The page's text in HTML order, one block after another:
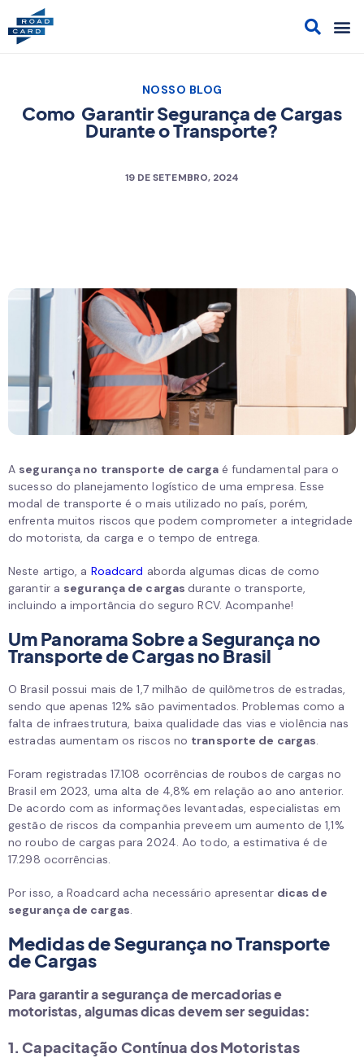
NOSSO BLOG
Como Garantir Segurança de Cargas
Durante o Transporte?
19 DE SETEMBRO, 2024
A segurança no transporte de carga é fundamental para o
sucesso do planejamento logístico de uma empresa. Esse
modal de transporte é o mais utilizado no país, porém,
enfrenta muitos riscos que podem comprometer a integridade
do motorista, da carga e o tempo de entrega.
Neste artigo, a Roadcard aborda algumas dicas de como
garantir a segurança de cargasdurante o transporte,
incluindo a importância do seguro RCV. Acompanhe!
Um Panorama Sobre a Segurança no
Transporte de Cargas no Brasil
O Brasil possui mais de 1,7 milhão de quilômetros de estradas,
sendo que apenas 12% são pavimentados. Problemas como a
falta de infraestrutura, baixa qualidade das vias e violência nas
estradas aumentam os riscos no transporte de cargas.
Foram registradas 17.108 ocorrências de roubos de cargas no
Brasil em 2023, uma alta de 4,8% em relação ao ano anterior.
De acordo com as informações levantadas, especialistas em
gestão de riscos da companhia preveem um aumento de 1,1%
no roubo de cargas para 2024. Ao todo, a estimativa é de
17.298 ocorrências.
Por isso, a Roadcard acha necessário apresentar dicas de
segurança de cargas.
Medidas de Segurança no Transporte
de Cargas
Para garantir asegurança de mercadorias e
motoristas, algumas dicas devem ser seguidas:
1. Capacitação Contínua dos Motoristas